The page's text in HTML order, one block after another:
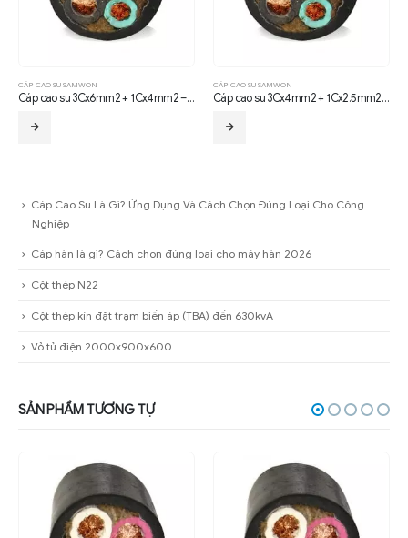
CÁP CAO SU SAMWON
Cáp cao su 3Cx6mm2 + 1Cx4mm2 – SAMWON
CÁP CAO SU SAMWON
Cáp cao su 3Cx4mm2 + 1Cx2.5mm2 – SAMWON
Cáp Cao Su Là Gì? Ứng Dụng Và Cách Chọn Đúng Loại Cho Công
Nghiệp
Cáp hàn là gì? Cách chọn đúng loại cho máy hàn 2026
Cột thép N22
Cột thép kín đặt trạm biến áp (TBA) đến 630kvA
Vỏ tủ điện 2000x900x600
SẢN PHẨM TƯƠNG TỰ